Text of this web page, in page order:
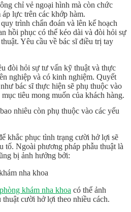
chỉ vẻ ngoại hình mà còn chức
lực trên các khớp hàm.
trình chẩn đoán và lên kế hoạch
hồi phục có thể kéo dài và đòi hỏi sự
Yêu cầu về bác sĩ điều trị tay
đòi hỏi sự tư vấn kỹ thuật và thực
nghiệp và có kinh nghiệm. Quyết
bác sĩ thực hiện sẽ phụ thuộc vào
tiêu mong muốn của khách hàng.
nhiêu còn phụ thuộc vào các yếu
khắc phục tình trạng cười hở lợi sẽ
tố. Ngoài phương pháp phẫu thuật là
bị ảnh hưởng bởi:
nha khoa
phòng khám nha khoa có thể ảnh
cười hở lợi theo nhiều cách.